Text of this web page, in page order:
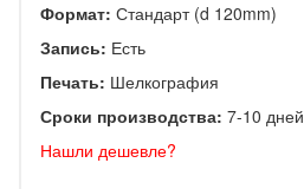
Формат: Стандарт (d 120mm)
Запись: Есть
Печать: Шелкография
Сроки производства: 7-10 дней
Нашли дешевле?